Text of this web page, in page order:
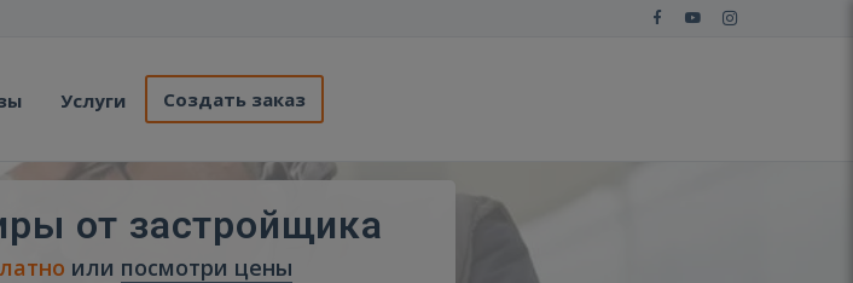
Услуги Создать заказ
от застройщика
или посмотри цены